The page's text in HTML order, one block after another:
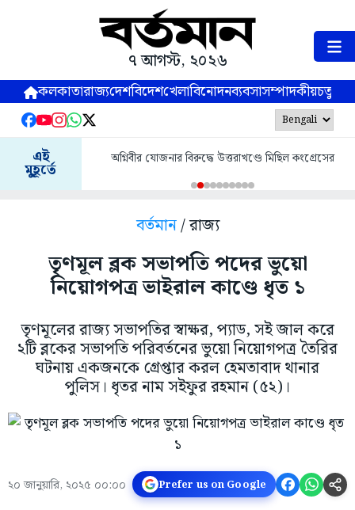
৭ আগস্ট, ২০২৬
কলকাতারাজ্যদেশবিদেশখেলাবিনোদনব্যবসাসম্পাদকীয়
এই
মুহূর্তে
অগ্নিবীর যোজনার বিরুদ্ধে উত্তরাখণ্ডে মিছিল কংগ্রেসের
বর্তমান/ রাজ্য
তৃণমূল ব্লক সভাপতি পদের ভুয়ো
নিয়োগপত্র ভাইরাল কাণ্ডে ধৃত ১
তৃণমূলের রাজ্য সভাপতির স্বাক্ষর, প্যাড, সই জাল করে
২টি ব্লকের সভাপতি পরিবর্তনের ভুয়ো নিয়োগপত্র তৈরির
ঘটনায় একজনকে গ্রেপ্তার করল হেমতাবাদ থানার
পুলিস। ধৃতর নাম সইফুর রহমান (৫২)।
২০ জানুয়ারি, ২০২৫ ০০:০০ Prefer us on Google